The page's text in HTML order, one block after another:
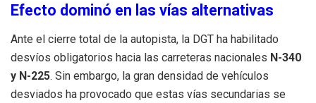
Efecto dominó en las vías alternativas
Ante el cierre total de la autopista, la DGT ha habilitado
desvíos obligatorios hacia las carreteras nacionales N-340
y N-225. Sin embargo, la gran densidad de vehículos
desviados ha provocado que estas vías secundarias se